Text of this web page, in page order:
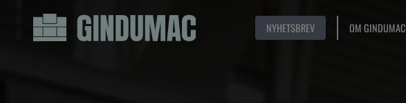
NYHETSBREV OM GINDUMAC